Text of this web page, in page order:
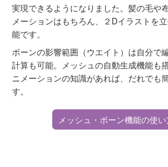
実現できるようになりました。髪の毛や
メーションはもちろん、２Dイラストを
能です。
ボーンの影響範囲（ウエイト）は自分で
計算も可能。メッシュの自動生成機能も
ニメーションの知識があれば、だれでも
す。
メッシュ・ボーン機能の使